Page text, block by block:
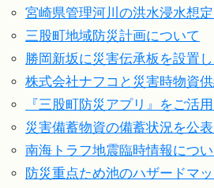
宮崎県管理河川の洪水浸水想
三股町地域防災計画について
勝岡新坂に災害伝承板を設置
株式会社ナフコと災害時物資
『三股町防災アプリ』をご活
災害備蓄物資の備蓄状況を公
南海トラフ地震臨時情報につ
防災重点ため池のハザードマ